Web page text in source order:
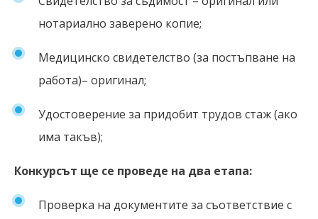
нотариално заверено копие;
Медицинско свидетелство (за постъпване на
работа)– оригинал;
Удостоверение за придобит трудов стаж (ако
има такъв);
Конкурсът ще се проведе на два етапа:
Проверка на документите за съответствие с